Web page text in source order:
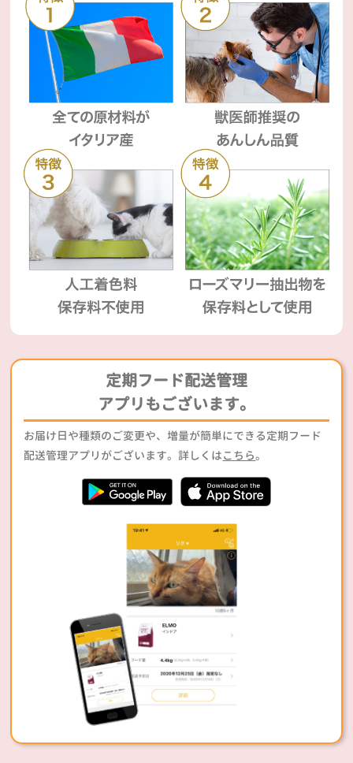
定期フード配送管理
アプリもございます。
お届け日や種類のご変更や、増量が簡単にできる定期フード
配送管理アプリがございます。詳しくはこちら。